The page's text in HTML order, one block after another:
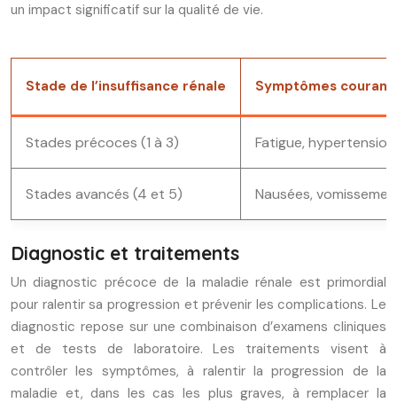
un impact significatif sur la qualité de vie.
Stade de l’insuffisance rénale Symptômes
Stades précoces (1 à 3) Fatigue,
Stades avancés (4 et 5) Nausées,
Diagnostic et traitements
Un diagnostic précoce de la maladie rénale est primordial
pour ralentir sa progression et prévenir les complications. Le
diagnostic repose sur une combinaison d’examens cliniques
et de tests de laboratoire. Les traitements visent à
contrôler les symptômes, à ralentir la progression de la
maladie et, dans les cas les plus graves, à remplacer la